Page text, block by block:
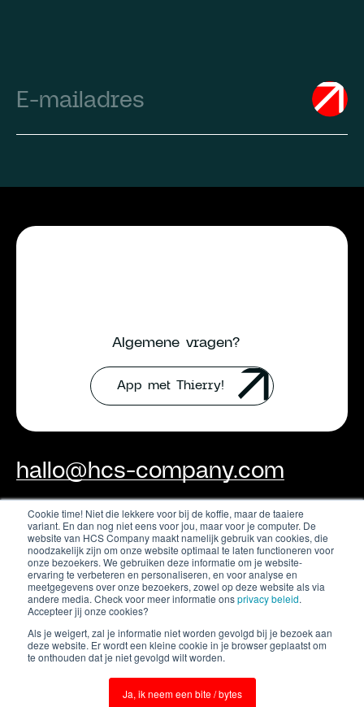
Cookie time! Niet die lekkere voor bij de koffie, maar de taaiere
variant. En dan nog niet eens voor jou, maar voor je computer. De
website van HCS Company maakt namelijk gebruik van cookies, die
noodzakelijk zijn om onze website optimaal te laten functioneren voor
onze bezoekers. We gebruiken deze informatie om je website-
ervaring te verbeteren en personaliseren, en voor analyse en
meetgegevens over onze bezoekers, zowel op deze website als via
andere media. Check voor meer informatie onsprivacy beleid.
Accepteer jij onze cookies?
Als je weigert, zal je informatie niet worden gevolgd bij je bezoek aan
deze website. Er wordt een kleine cookie in je browser geplaatst om
te onthouden dat je niet gevolgd wilt worden.
Ja, ik neem een bite / bytes
(Required)
hallo@hcs-company.com
HCS Company
Anthony Fokkerweg 61
1059 CP Amsterdam
Instagram
LinkedIn
YouTube
Algemene vragen?
App met Thierry!